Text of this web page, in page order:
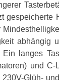
gespeicherte
abhängig
Ein langes
und C-
Glüh-